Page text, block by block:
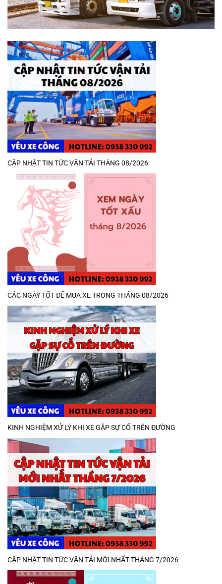
CẬP NHẬT TIN TỨC VẬN TẢI THÁNG 08/2026
CÁC NGÀY TỐT ĐỂ MUA XE TRONG THÁNG 08/2026
KINH NGHIỆM XỬ LÝ KHI XE GẶP SỰ CỐ TRÊN ĐƯỜNG
CẬP NHẬT TIN TỨC VẬN TẢI MỚI NHẤT THÁNG 7/2026